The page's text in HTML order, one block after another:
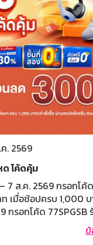
. 2569
ด โค้ดคุ้ม
7 ส.ค. 2569 กรอกโค้
เมื่อช้อปครบ 1,000
กรอกโค้ด
บาท/ เซลล์ซสลิป เ
300 บาท เมื่อมียอดใ